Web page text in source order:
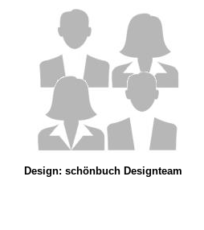
Design: schönbuch Designteam